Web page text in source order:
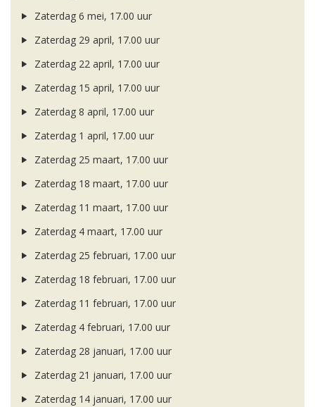
Zaterdag 6 mei, 17.00 uur
Zaterdag 29 april, 17.00 uur
Zaterdag 22 april, 17.00 uur
Zaterdag 15 april, 17.00 uur
Zaterdag 8 april, 17.00 uur
Zaterdag 1 april, 17.00 uur
Zaterdag 25 maart, 17.00 uur
Zaterdag 18 maart, 17.00 uur
Zaterdag 11 maart, 17.00 uur
Zaterdag 4 maart, 17.00 uur
Zaterdag 25 februari, 17.00 uur
Zaterdag 18 februari, 17.00 uur
Zaterdag 11 februari, 17.00 uur
Zaterdag 4 februari, 17.00 uur
Zaterdag 28 januari, 17.00 uur
Zaterdag 21 januari, 17.00 uur
Zaterdag 14 januari, 17.00 uur